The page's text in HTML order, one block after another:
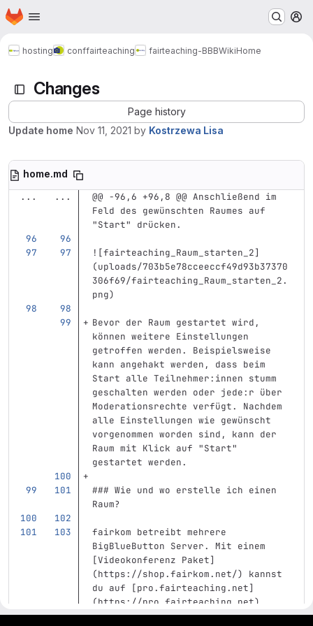
Skip to main content
Homepage
hosting conffairteaching fairteaching-BBBWikiHome
Changes
Page history
Update home Nov 11, 2021 by Kostrzewa Lisa
home.md
...
...
@@ -96,6 +96,8 @@ Anschließend im
Feld des gewünschten Raumes auf
"Start" drücken.
![fairteaching_Raum_starten_2]
(uploads/703b5e78cceeccf49d93b37370
306f69/fairteaching_Raum_starten_2.
png)
Bevor der Raum gestartet wird,
können weitere Einstellungen
getroffen werden. Beispielsweise
kann angehakt werden, dass beim
Start alle Teilnehmer:innen stumm
geschalten werden oder jede:r über
Moderationsrechte verfügt. Nachdem
alle Einstellungen wie gewünscht
vorgenommen worden sind, kann der
Raum mit Klick auf "Start"
gestartet werden.
### Wie und wo erstelle ich einen
Raum?
fairkom betreibt mehrere
BigBlueButton Server. Mit einem
[Videokonferenz Paket]
(https://shop.fairkom.net/)
kannst
du auf
[pro.fairteaching.net]
(https://pro.fairteaching.net)
beliebig viele Räume anlegen und